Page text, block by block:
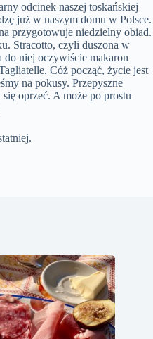
odcinek naszej toskańskiej
już w naszym domu w Polsce.
przygotowuje niedzielny obiad.
Stracotto, czyli duszona w
do niej oczywiście makaron
Cóż począć, życie jest
na pokusy. Przepyszne
oprzeć. A może po prostu